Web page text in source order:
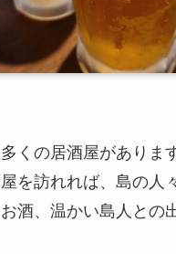
くの居酒屋がありま
を訪れれば、島の人
酒、温かい島人との